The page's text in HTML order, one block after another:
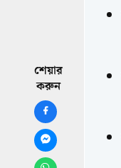
শেয়ার
করুন